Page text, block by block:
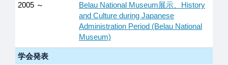
2005 ～
Belau National Museum展示、History
and Culture during Japanese
Administration Period (Belau National
Museum)
学会発表